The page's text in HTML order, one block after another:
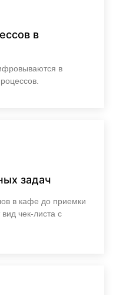
в
в
задач
в кафе до приемки
чек-листа с